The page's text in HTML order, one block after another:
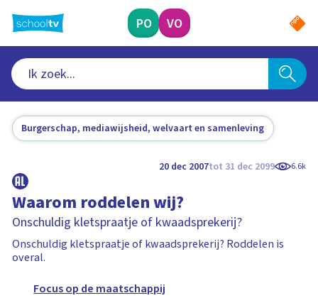
naar
hoofdinhoud
PO VO
Burgerschap, mediawijsheid, welvaart en samenleving
20 dec 2007tot 31 dec 2099 6.6k
Waarom roddelen wij?
Onschuldig kletspraatje of kwaadsprekerij?
Onschuldig kletspraatje of kwaadsprekerij? Roddelen is
overal.
Focus op de maatschappij